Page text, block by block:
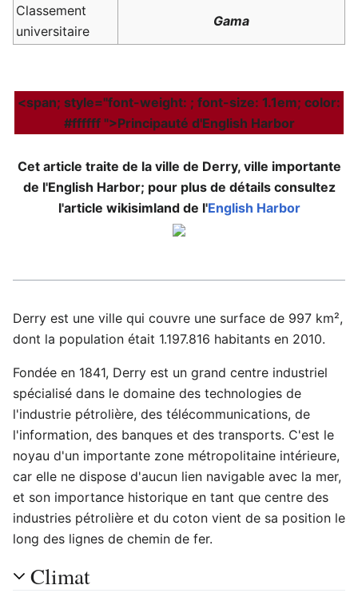
Classement
universitaire
Gama
<span; style="font-weight: ; font-size: 1.1em; color:
#ffffff ">Principauté d'English Harbor
Cet article traite de la ville de Derry, ville importante
de l'English Harbor; pour plus de détails consultez
l'article wikisimland de l'English Harbor
Derry est une ville qui couvre une surface de 997 km²,
dont la population était 1.197.816 habitants en 2010.
Fondée en 1841, Derry est un grand centre industriel
spécialisé dans le domaine des technologies de
l'industrie pétrolière, des télécommunications, de
l'information, des banques et des transports. C'est le
noyau d'un importante zone métropolitaine intérieure,
car elle ne dispose d'aucun lien navigable avec la mer,
et son importance historique en tant que centre des
industries pétrolière et du coton vient de sa position le
long des lignes de chemin de fer.
Climat